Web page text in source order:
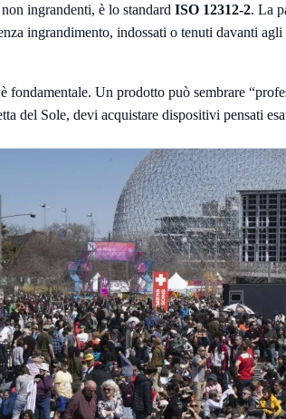
ingrandenti, è lo standard ISO 12312-2. La
ingrandimento, indossati o tenuti davanti
Un prodotto può sembrare
del Sole, devi acquistare dispositivi pensati